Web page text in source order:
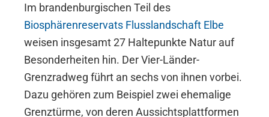
Im brandenburgischen Teil des
Biosphärenreservats Flusslandschaft Elbe
weisen insgesamt 27 Haltepunkte Natur auf
Besonderheiten hin. Der Vier-Länder-
Grenzradweg führt an sechs von ihnen vorbei.
Dazu gehören zum Beispiel zwei ehemalige
Grenztürme, von deren Aussichtsplattformen